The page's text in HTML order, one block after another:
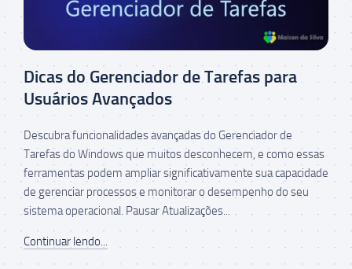
Dicas do Gerenciador de Tarefas para
Usuários Avançados
Descubra funcionalidades avançadas do Gerenciador de
Tarefas do Windows que muitos desconhecem, e como essas
ferramentas podem ampliar significativamente sua capacidade
de gerenciar processos e monitorar o desempenho do seu
sistema operacional. Pausar Atualizações...
Continuar lendo...